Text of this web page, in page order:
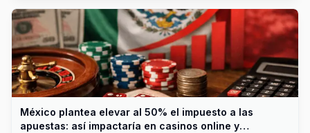
México plantea elevar al 50% el impuesto a las
apuestas: así impactaría en casinos online y